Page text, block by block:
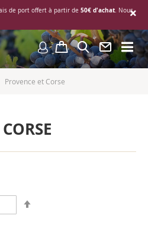
de port offert à partir de 50€ d'achat. Nous
Provence et Corse